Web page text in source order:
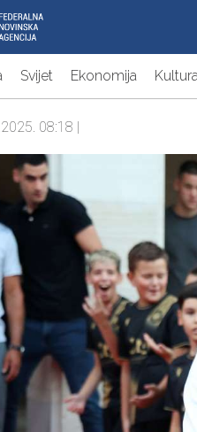
Svijet Ekonomija
08:18 |